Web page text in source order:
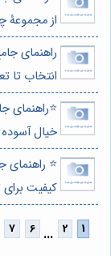
از
راهنمای
انتخاب تا
⭐️راهنمای
خیال
⭐️ راهنمای
کیفیت برای
...